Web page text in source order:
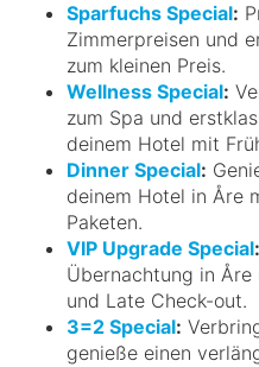
Sparfuchs Special:
Zimmerpreisen und
zum kleinen Preis.
Wellness Special:
zum Spa und
deinem Hotel mit
Dinner Special:
deinem Hotel in Åre
Paketen.
VIP Upgrade Special:
Übernachtung in
und Late Check-out.
3=2 Special:
genieße einen